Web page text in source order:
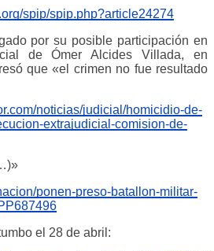
spip/spip.php?article24274
por su posible participación en
de Ómer Alcides Villada, en
que «el crimen no fue resultado
noticias/judicial/homicidio-de-
extrajudicial-comision-de-
ponen-preso-batallon-militar-
el 28 de abril: